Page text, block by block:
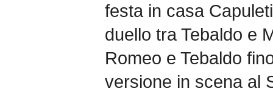
festa in casa
duello tra Tebaldo e
Romeo e Tebaldo
versione in scena al